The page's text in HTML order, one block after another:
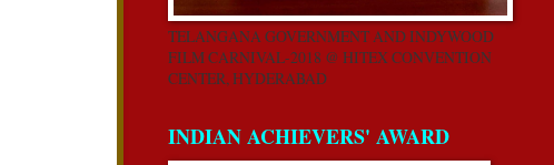
TELANGANA GOVERNMENT AND INDYWOOD
FILM CARNIVAL-2018 @ HITEX CONVENTION
CENTER, HYDERABAD
INDIAN ACHIEVERS' AWARD